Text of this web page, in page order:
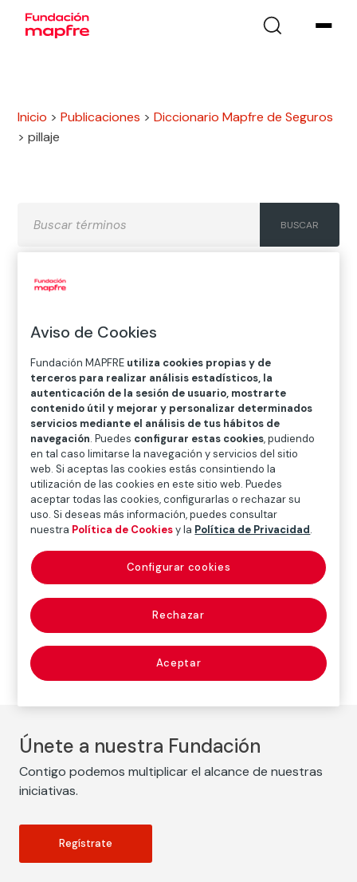
Inicio >Publicaciones >Diccionario Mapfre de Seguros
>pillaje
H
J K
O
P Q R S T
U
V
W X Y Z
Diccionario de seguros
pillaje (pillage)
Apoderamiento de bienes ajenos, aprovechando una
situación de confusión y desorden, provocada o no a
tal efecto.
Únete a nuestra Fundación
Contigo podemos multiplicar el alcance de nuestras
iniciativas.
Regístrate
Aviso de Cookies
Fundación MAPFRE utiliza cookies propias y de
terceros para realizar análisis estadísticos, la
autenticación de la sesión de usuario, mostrarte
contenido útil y mejorar y personalizar determinados
servicios mediante el análisis de tus hábitos de
navegación. Puedes configurar estas cookies, pudiendo
en tal caso limitarse la navegación y servicios del sitio
web. Si aceptas las cookies estás consintiendo la
utilización de las cookies en este sitio web. Puedes
aceptar todas las cookies, configurarlas o rechazar su
uso. Si deseas más información, puedes consultar
nuestra Política de Cookiesy la Política de Privacidad.
Rechazar
Aceptar
Configurar cookies